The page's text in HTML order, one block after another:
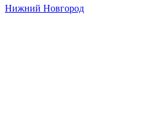
Нижний Новгород